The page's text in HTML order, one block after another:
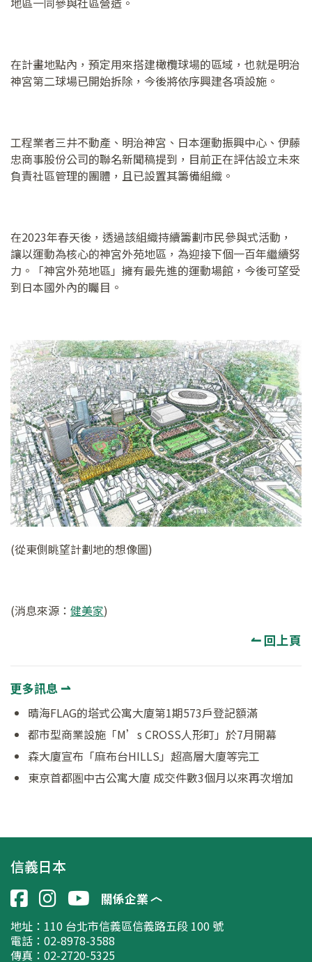
在計畫地點內，預定用來搭建橄欖球場的區域，也就是明治
神宮第二球場已開始拆除，今後將依序興建各項設施。
工程業者三井不動產、明治神宮、日本運動振興中心、伊藤
忠商事股份公司的聯名新聞稿提到，目前正在評估設立未來
負責社區管理的團體，且已設置其籌備組織。
在2023年春天後，透過該組織持續籌劃市民參與式活動，
讓以運動為核心的神宮外苑地區，為迎接下個一百年繼續努
力。「神宮外苑地區」擁有最先進的運動場館，今後可望受
到日本國外內的矚目。
(從東側眺望計劃地的想像圖)
(消息來源： 健美家)
↼ 回上頁
更多訊息 ⇀
晴海FLAG的塔式公寓大廈第1期573戶登記額滿
都市型商業設施「M’s CROSS人形町」於7月開幕
森大廈宣布「麻布台HILLS」超高層大廈等完工
東京首都圏中古公寓大廈 成交件數3個月以來再次增加
信義日本
關係企業
地址： 110 台北市信義區信義路五段 100 號
電話：02-8978-3588
傳真：02-2720-5325